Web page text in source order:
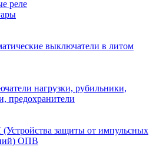
реле
выключатели в литом
нагрузки, рубильники,
предохранители
защиты от импульсных
ОПВ